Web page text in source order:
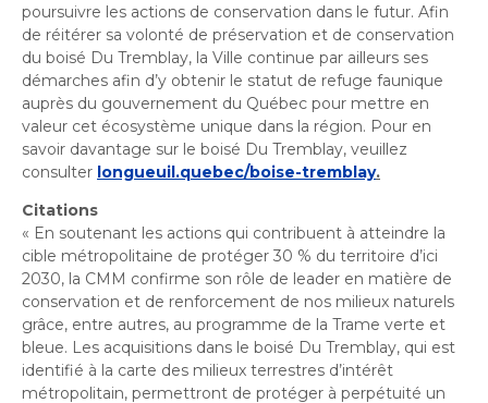
poursuivre les actions de conservation dans le futur. Afin
de réitérer sa volonté de préservation et de conservation
du boisé Du Tremblay, la Ville continue par ailleurs ses
démarches afin d’y obtenir le statut de refuge faunique
auprès du gouvernement du Québec pour mettre en
valeur cet écosystème unique dans la région. Pour en
savoir davantage sur le boisé Du Tremblay, veuillez
consulter longueuil.quebec/boise-tremblay.
Citations
« En soutenant les actions qui contribuent à atteindre la
cible métropolitaine de protéger 30 % du territoire d’ici
2030, la CMM confirme son rôle de leader en matière de
conservation et de renforcement de nos milieux naturels
grâce, entre autres, au programme de la Trame verte et
bleue. Les acquisitions dans le boisé Du Tremblay, qui est
identifié à la carte des milieux terrestres d’intérêt
métropolitain, permettront de protéger à perpétuité un